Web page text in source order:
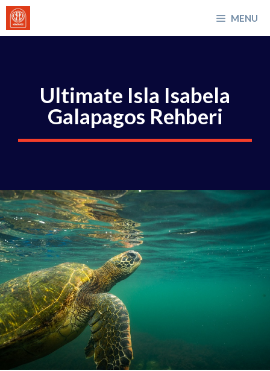
İçeriğe
atla
MENU
Ultimate Isla Isabela
Galapagos Rehberi